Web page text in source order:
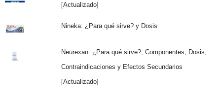
[Actualizado]
Nineka: ¿Para qué sirve? y Dosis
Neurexan: ¿Para qué sirve?, Componentes, Dosis,
Contraindicaciones y Efectos Secundarios
[Actualizado]